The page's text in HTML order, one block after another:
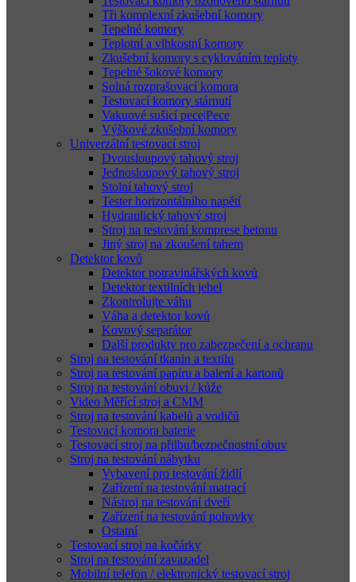
Tři komplexní zkušební komory
Tepelné komory
Teplotní a vlhkostní komory
Zkušební komory s cyklováním teploty
Tepelné šokové komory
Solná rozprašovací komora
Testovací komory stárnutí
Vakuové sušicí pece|Pece
Výškové zkušební komory
Univerzální testovací stroj
Dvousloupový tahový stroj
Jednosloupový tahový stroj
Stolní tahový stroj
Tester horizontálního napětí
Hydraulický tahový stroj
Stroj na testování komprese betonu
Jiný stroj na zkoušení tahem
Detektor kovů
Detektor potravinářských kovů
Detektor textilních jehel
Zkontrolujte váhu
Váha a detektor kovů
Kovový separátor
Další produkty pro zabezpečení a ochranu
Stroj na testování tkanin a textilu
Stroj na testování papíru a balení a kartonů
Stroj na testování obuvi / kůže
Video Měřící stroj a CMM
Stroj na testování kabelů a vodičů
Testovací komora baterie
Testovací stroj na přilbu/bezpečnostní obuv
Stroj na testování nábytku
Vybavení pro testování židlí
Zařízení na testování matrací
Nástroj na testování dveří
Zařízení na testování pohovky
Ostatní
Testovací stroj na kočárky
Stroj na testování zavazadel
Mobilní telefon / elektronický testovací stroj